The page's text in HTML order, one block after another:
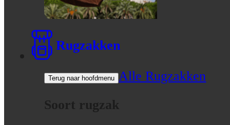
Rugzakken
Terug naar hoofdmenu Alle Rugzakken
Soort rugzak